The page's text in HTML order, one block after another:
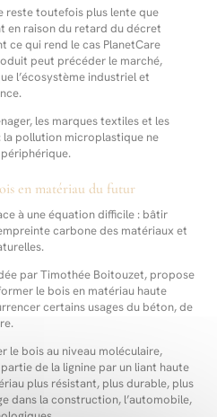
reste toutefois plus lente que
en raison du retard du décret
ce qui rend le cas PlanetCare
peut précéder le marché,
l’écosystème industriel et
les marques textiles et les
pollution microplastique ne
en matériau du futur
à une équation difficile : bâtir
carbone des matériaux et
par Timothée Boitouzet, propose
le bois en matériau haute
certains usages du béton, de
le bois au niveau moléculaire,
de la lignine par un liant haute
plus résistant, plus durable, plus
dans la construction, l’automobile,